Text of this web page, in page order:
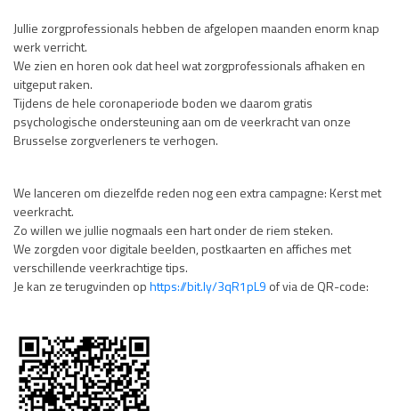
Jullie zorgprofessionals hebben de afgelopen maanden enorm knap
werk verricht.
We zien en horen ook dat heel wat zorgprofessionals afhaken en
uitgeput raken.
Tijdens de hele coronaperiode boden we daarom gratis
psychologische ondersteuning aan om de veerkracht van onze
Brusselse zorgverleners te verhogen.
We lanceren om diezelfde reden nog een extra campagne: Kerst met
veerkracht.
Zo willen we jullie nogmaals een hart onder de riem steken.
We zorgden voor digitale beelden, postkaarten en affiches met
verschillende veerkrachtige tips.
Je kan ze terugvinden op https://bit.ly/3qR1pL9 of via de QR-code: